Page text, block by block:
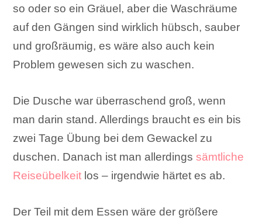
so oder so ein Gräuel, aber die Waschräume
auf den Gängen sind wirklich hübsch, sauber
und großräumig, es wäre also auch kein
Problem gewesen sich zu waschen.
Die Dusche war überraschend groß, wenn
man darin stand. Allerdings braucht es ein bis
zwei Tage Übung bei dem Gewackel zu
duschen. Danach ist man allerdingssämtliche
Reiseübelkeit los – irgendwie härtet es ab.
Der Teil mit dem Essen wäre der größere